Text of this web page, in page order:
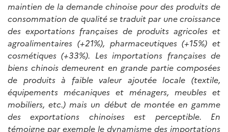
maintien de la demande chinoise pour des produits de
consommation de qualité se traduit par une croissance
des exportations françaises de produits agricoles et
agroalimentaires (+21%), pharmaceutiques (+15%) et
cosmétiques (+33%). Les importations françaises de
biens chinois demeurent en grande partie composées
de produits à faible valeur ajoutée locale (textile,
équipements mécaniques et ménagers, meubles et
mobiliers, etc.) mais un début de montée en gamme
des exportations chinoises est perceptible. En
témoigne par exemple le dynamisme des importations